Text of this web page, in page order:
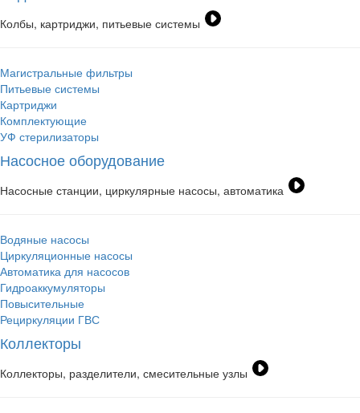
Колбы, картриджи, питьевые системы
Магистральные фильтры
Питьевые системы
Картриджи
Комплектующие
УФ стерилизаторы
Насосное оборудование
Насосные станции, циркулярные насосы, автоматика
Водяные насосы
Циркуляционные насосы
Автоматика для насосов
Гидроаккумуляторы
Повысительные
Рециркуляции ГВС
Коллекторы
Коллекторы, разделители, смесительные узлы